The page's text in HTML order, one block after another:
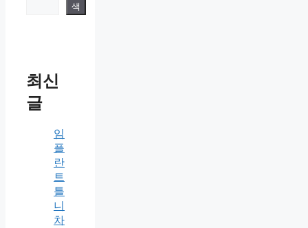
색
최신
글
임
플
란
트
틀
니
차